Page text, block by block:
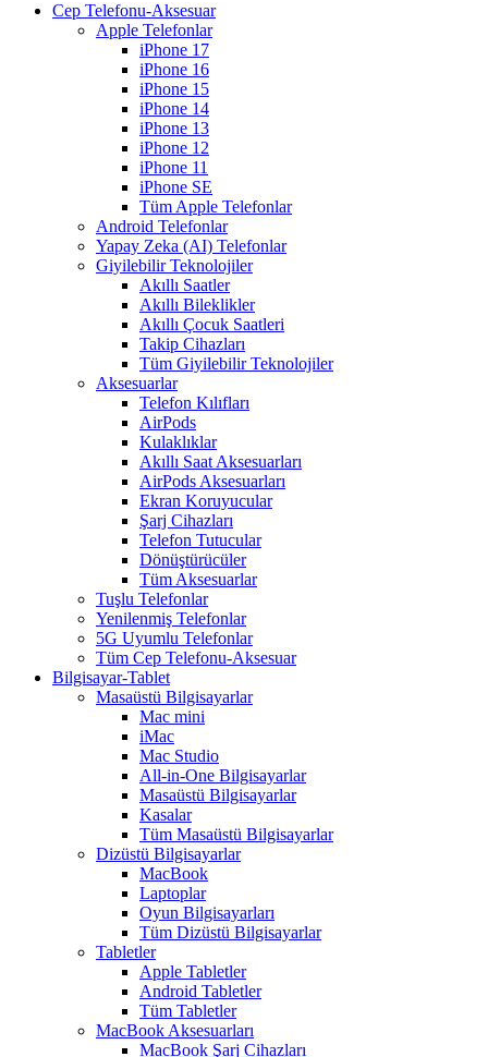
Cep Telefonu-Aksesuar
Apple Telefonlar
iPhone 17
iPhone 16
iPhone 15
iPhone 14
iPhone 13
iPhone 12
iPhone 11
iPhone SE
Tüm Apple Telefonlar
Android Telefonlar
Yapay Zeka (AI) Telefonlar
Giyilebilir Teknolojiler
Akıllı Saatler
Akıllı Bileklikler
Akıllı Çocuk Saatleri
Takip Cihazları
Tüm Giyilebilir Teknolojiler
Aksesuarlar
Telefon Kılıfları
AirPods
Kulaklıklar
Akıllı Saat Aksesuarları
AirPods Aksesuarları
Ekran Koruyucular
Şarj Cihazları
Telefon Tutucular
Dönüştürücüler
Tüm Aksesuarlar
Tuşlu Telefonlar
Yenilenmiş Telefonlar
5G Uyumlu Telefonlar
Tüm Cep Telefonu-Aksesuar
Bilgisayar-Tablet
Masaüstü Bilgisayarlar
Mac mini
iMac
Mac Studio
All-in-One Bilgisayarlar
Masaüstü Bilgisayarlar
Kasalar
Tüm Masaüstü Bilgisayarlar
Dizüstü Bilgisayarlar
MacBook
Laptoplar
Oyun Bilgisayarları
Tüm Dizüstü Bilgisayarlar
Tabletler
Apple Tabletler
Android Tabletler
Tüm Tabletler
MacBook Aksesuarları
MacBook Şarj Cihazları